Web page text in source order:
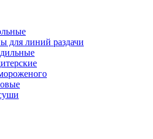
для линий раздачи